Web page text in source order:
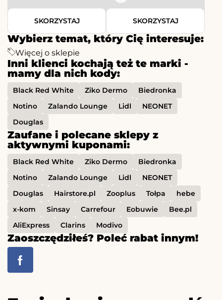
Wybierz temat, który Cię interesuje:
Więcej o sklepie
Inni klienci kochają też te marki -
mamy dla nich kody:
Black Red White Ziko Dermo
Biedronka
Notino
Zalando Lounge Lidl
NEONET
Douglas
Zaufane i polecane sklepy z
aktywnymi kuponami:
Black Red White Ziko Dermo
Biedronka
Notino
Zalando Lounge Lidl
NEONET
Douglas
Hairstore.pl Zooplus Tołpa
hebe
x-kom
Sinsay Carrefour Eobuwie
Bee.pl
AliExpress
Clarins Modivo
Zaoszczędziłeś? Poleć rabat innym!
SKORZYSTAJ SKORZYSTAJ